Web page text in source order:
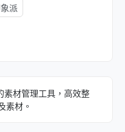
派
素材管理工具，高效整
素材。